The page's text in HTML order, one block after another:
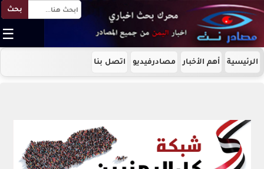
بحث
☰
الرئيسية أهم الأخبار مصادرفيديو اتصل بنا